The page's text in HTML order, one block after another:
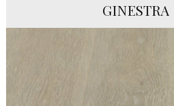
GINESTRA